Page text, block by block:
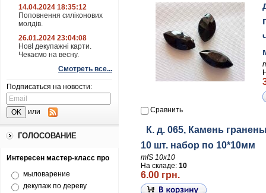
14.04.2024 18:35:12
Поповнення силіконових
молдів.
26.01.2024 23:04:08
НовІ декупажні карти.
Чекаємо на весну.
Смотреть все...
Подписаться на новости:
или
ГОЛОСОВАНИЕ
Интересен мастер-класс про
мыловарение
декупаж по дереву
Сравнить
К. д. 065, Камень
10 шт. набор по 10*10мм
mfS 10x10
На складе: 10
6.00 грн.